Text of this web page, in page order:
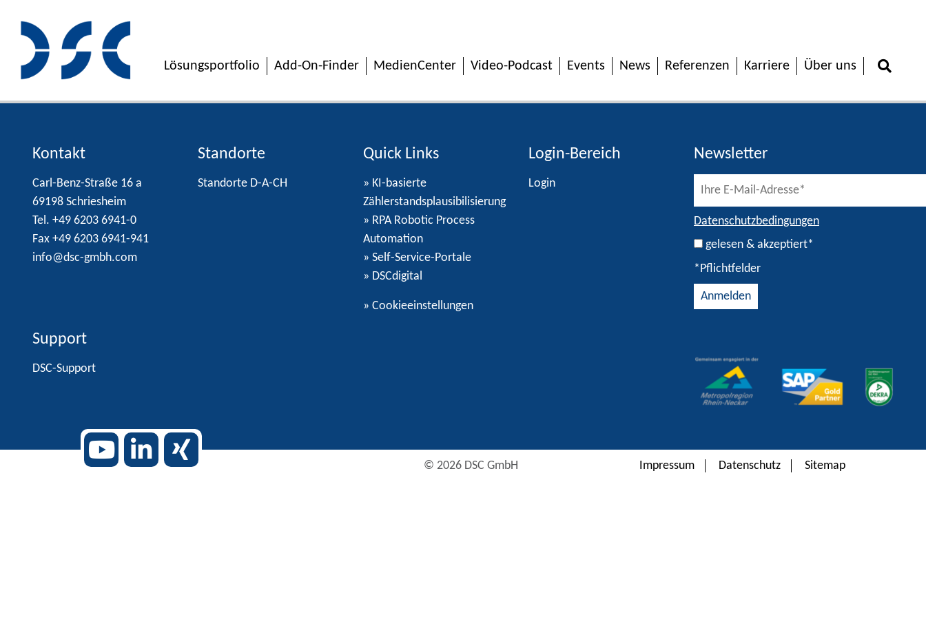
Lösungsportfolio Add-On-Finder MedienCenter Video-Podcast Events News Referenzen Karriere Über uns
Kontakt
Carl-Benz-Straße 16 a
69198 Schriesheim
Tel. +49 6203 6941-0
Fax +49 6203 6941-941
info@dsc-gmbh.com
Standorte
Standorte D-A-CH
Quick Links
» KI-basierte
Zählerstandsplausibilisierung
» RPA Robotic Process
Automation
» Self-Service-Portale
» DSCdigital
» Cookieeinstellungen
Login-Bereich
Login
Newsletter
Datenschutzbedingungen
gelesen & akzeptiert*
*Pflichtfelder
Support
DSC-Support
© 2026 DSC GmbH Impressum Datenschutz Sitemap